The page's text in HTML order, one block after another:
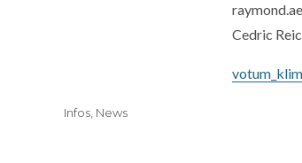
Cedric
Kategorien
Infos, News